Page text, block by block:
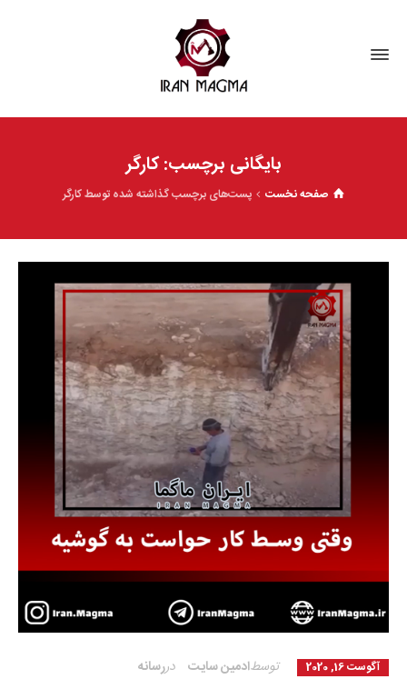
بایگانی برچسب: کارگر
صفحه نخست پست‌های برچسب گذاشته شده توسط کارگر
آگوست 16, 2020 ادمین سایتتوسط رسانهدر